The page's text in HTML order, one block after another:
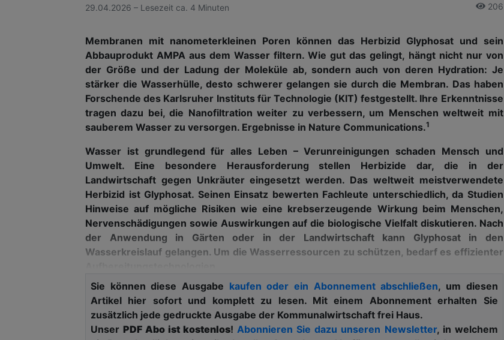
29.04.2026 – Lesezeit ca. 4 Minuten 206
Membranen mit nanometerkleinen Poren können das Herbizid Glyphosat und sein
Abbauprodukt AMPA aus dem Wasser filtern. Wie gut das gelingt, hängt nicht nur von
der Größe und der Ladung der Moleküle ab, sondern auch von deren Hydration: Je
stärker die Wasserhülle, desto schwerer gelangen sie durch die Membran. Das haben
Forschende des Karlsruher Instituts für Technologie (KIT) festgestellt. Ihre Erkenntnisse
tragen dazu bei, die Nanofiltration weiter zu verbessern, um Menschen weltweit mit
sauberem Wasser zu versorgen. Ergebnisse in Nature Communications.1
Wasser ist grundlegend für alles Leben – Verunreinigungen schaden Mensch und
Umwelt. Eine besondere Herausforderung stellen Herbizide dar, die in der
Landwirtschaft gegen Unkräuter eingesetzt werden. Das weltweit meistverwendete
Herbizid ist Glyphosat. Seinen Einsatz bewerten Fachleute unterschiedlich, da Studien
Hinweise auf mögliche Risiken wie eine krebserzeugende Wirkung beim Menschen,
Nervenschädigungen sowie Auswirkungen auf die biologische Vielfalt diskutieren. Nach
der Anwendung in Gärten oder in der Landwirtschaft kann Glyphosat in den
Wasserkreislauf gelangen. Um die Wasserressourcen zu schützen, bedarf es effizienter
Advertising
Abonnieren Sie unseren Newsletter mit Link zur kostenlosen PDF
Ausgabe der Kommunalwirtschaft!
Sie können diese Ausgabe kaufen oder ein Abonnement abschließen, um diesen
Artikel hier sofort und komplett zu lesen. Mit einem Abonnement erhalten Sie
zusätzlich jede gedruckte Ausgabe der Kommunalwirtschaft frei Haus.
UnserPDF Abo ist kostenlos! Abonnieren Sie dazu unseren Newsletter, in welchem